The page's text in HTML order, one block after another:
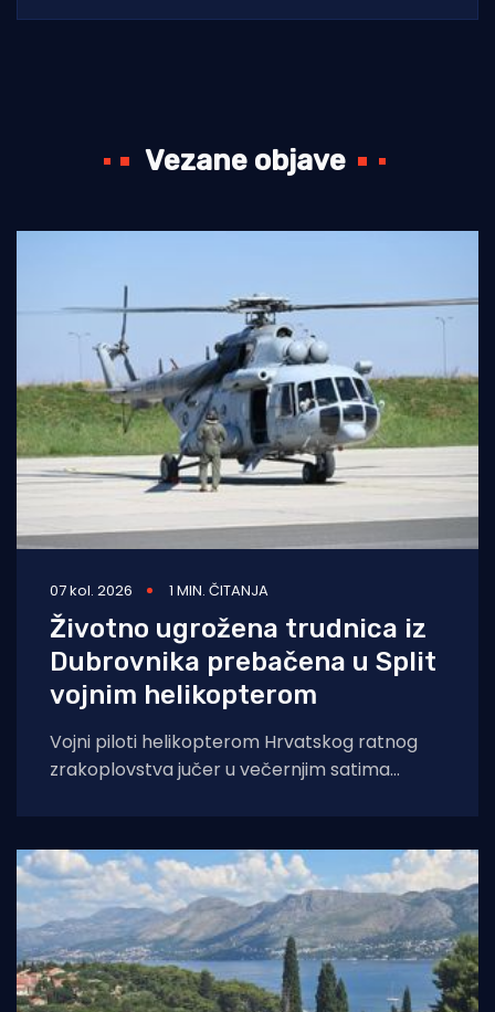
Vezane objave
07 kol. 2026 1 MIN. ČITANJA
Životno ugrožena trudnica iz
Dubrovnika prebačena u Split
vojnim helikopterom
Vojni piloti helikopterom Hrvatskog ratnog
zrakoplovstva jučer u večernjim satima